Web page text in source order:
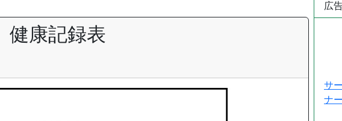
健康記録表
広
サ
ナー